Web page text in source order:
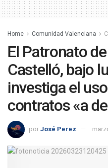
Home Comunidad Valenciana
El Patronato
Castelló, bajo
investiga el
contratos «a
por José Perez